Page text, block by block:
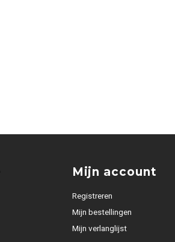
Mijn account
Registreren
Mijn bestellingen
Mijn verlanglijst